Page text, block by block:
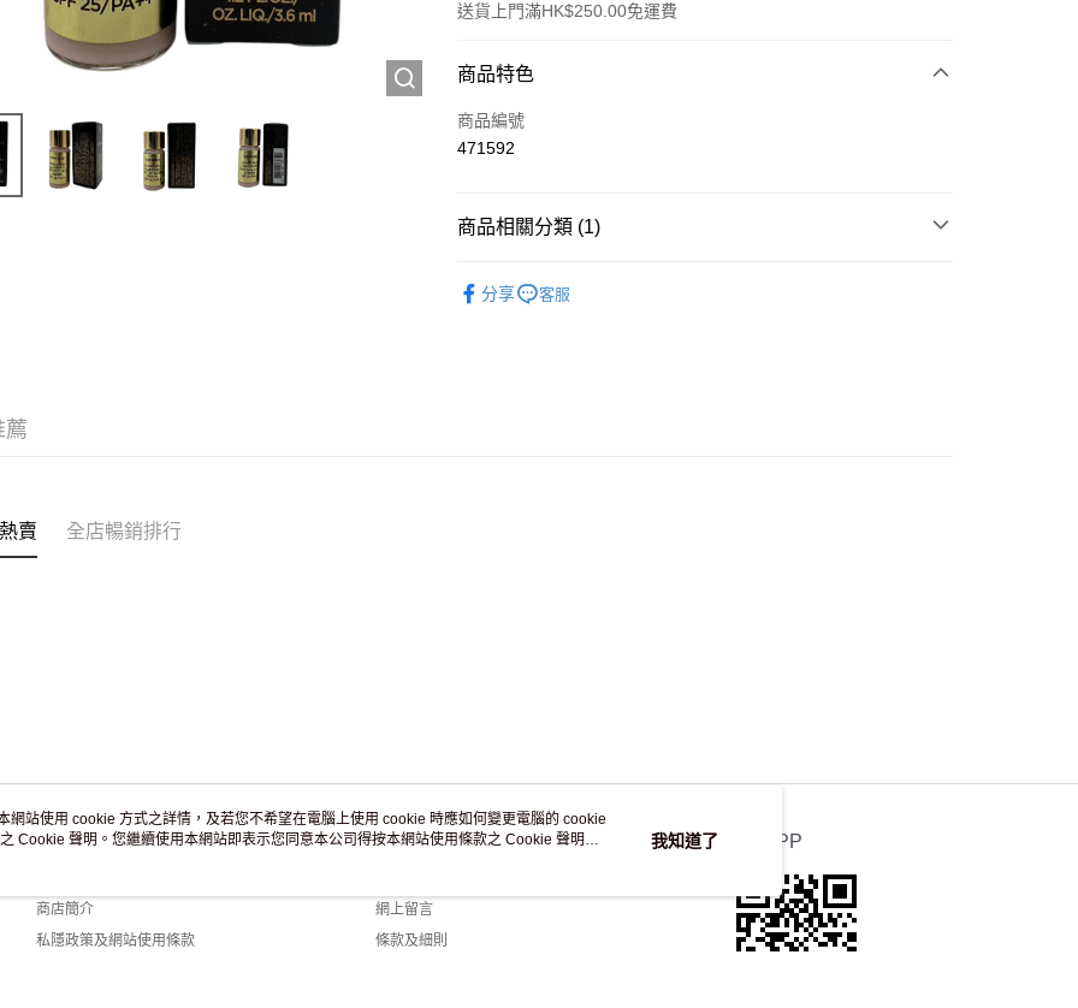
送貨上門滿HK$250.00免運費
付款方式
信用卡
商品特色
商品編號
471592
商品相關分類 (1)
分享
客服
薦
賣 全店暢銷排行
關於我們
商店簡介
私隱政策及網站使用條款
客戶服務
網上留言
條款及細則
官方APP
網站使用 cookie 方式之詳情，及若您不希望在電腦上使用 cookie 時應如何變更電腦的 cookie
Cookie 聲明。您繼續使用本網站即表示您同意本公司得按本網站使用條款之 Cookie 聲明使
我知道了